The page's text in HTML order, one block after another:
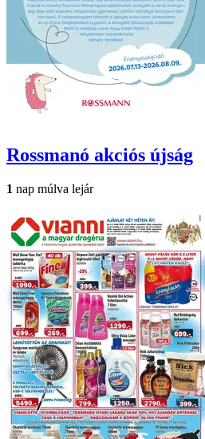
Rossmanó akciós újság
1 nap múlva lejár